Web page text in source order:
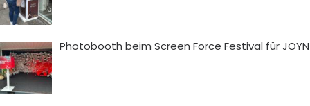
Photobooth beim Screen Force Festival für JOYN